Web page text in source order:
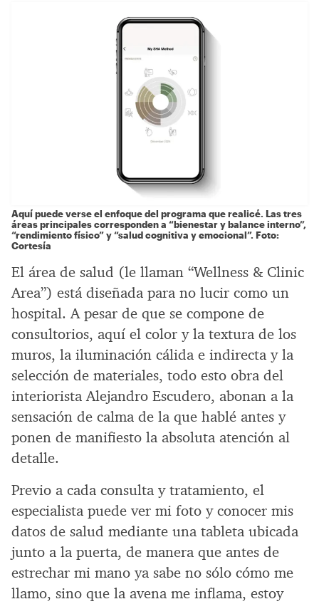
Aquí puede verse el enfoque del programa que realicé. Las tres
áreas principales corresponden a “bienestar y balance interno”,
“rendimiento físico” y “salud cognitiva y emocional”. Foto:
Cortesía
El área de salud (le llaman “Wellness & Clinic
Area”) está diseñada para no lucir como un
hospital. A pesar de que se compone de
consultorios, aquí el color y la textura de los
muros, la iluminación cálida e indirecta y la
selección de materiales, todo esto obra del
interiorista Alejandro Escudero, abonan a la
sensación de calma de la que hablé antes y
ponen de manifiesto la absoluta atención al
detalle.
Previo a cada consulta y tratamiento, el
especialista puede ver mi foto y conocer mis
datos de salud mediante una tableta ubicada
junto a la puerta, de manera que antes de
estrechar mi mano ya sabe no sólo cómo me
llamo, sino que la avena me inflama, estoy